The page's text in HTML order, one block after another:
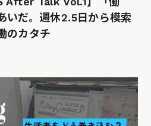
いだ。週休2.5日から模索
のカタチ